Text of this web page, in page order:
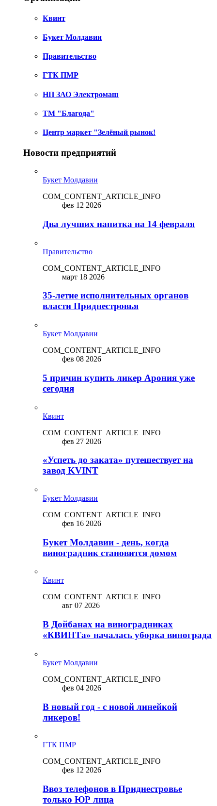
Квинт
Букет Молдавии
Правительство
ГТК ПМР
НП ЗАО Электромаш
ТМ "Благода"
Центр маркет "Зелёный рынок!
Новости предприятий
Букет Молдавии
COM_CONTENT_ARTICLE_INFO
фев 12 2026
Два лучших напитка на 14 февраля
Правительство
COM_CONTENT_ARTICLE_INFO
март 18 2026
35-летие исполнительных органов
власти Приднестровья
Букет Молдавии
COM_CONTENT_ARTICLE_INFO
фев 08 2026
5 причин купить ликep Арония уже
сегодня
Квинт
COM_CONTENT_ARTICLE_INFO
фев 27 2026
«Успеть до заката» путешествует на
завод KVINT
Букет Молдавии
COM_CONTENT_ARTICLE_INFO
фев 16 2026
Букет Молдавии - день, когда
виноградник становится домом
Квинт
COM_CONTENT_ARTICLE_INFO
авг 07 2026
В Дойбанах на виноградниках
«КВИНТа» началась уборка винограда
Букет Молдавии
COM_CONTENT_ARTICLE_INFO
фев 04 2026
В новый год - с новой линейкой
ликepoв!
ГТК ПМР
COM_CONTENT_ARTICLE_INFO
фев 12 2026
Ввоз телефонов в Приднестровье
только ЮР лица